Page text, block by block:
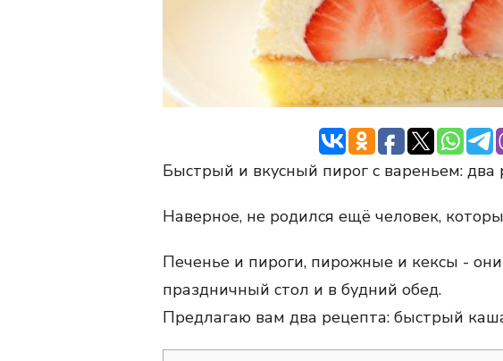
Быстрый и вкусный пирог с вареньем: два
Наверное, не родился ещё человек,
Печенье и пироги, пирожные и кексы -
праздничный стол и в будний обед.
Предлагаю вам два рецепта: быстрый